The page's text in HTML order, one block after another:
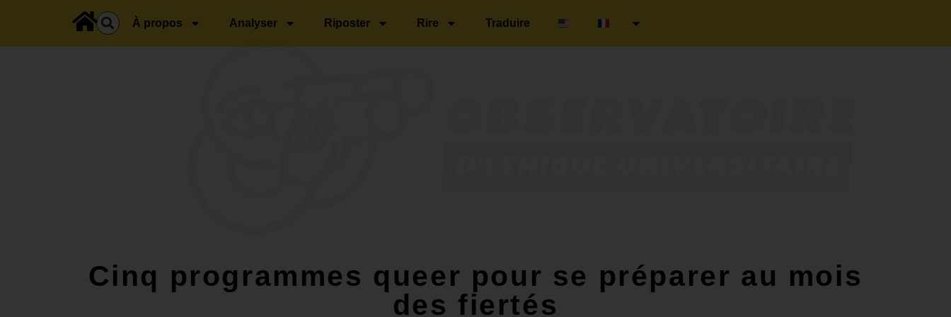
À propos Analyser Riposter Rire Traduire
Cinq programmes queer pour se préparer au mois
des fiertés